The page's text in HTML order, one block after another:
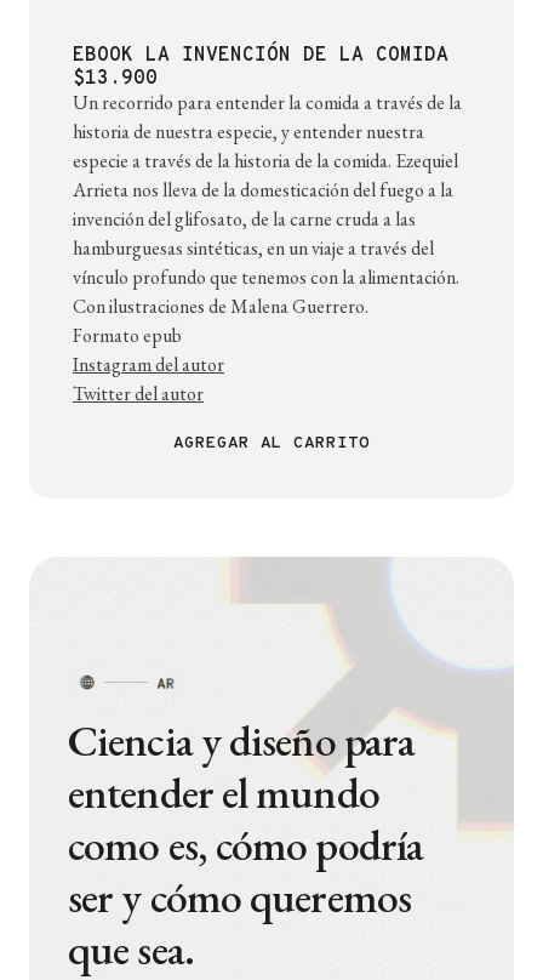
EBOOK LA INVENCIÓN DE LA COMIDA
$13.900
Un recorrido para entender la comida a través de la
historia de nuestra especie, y entender nuestra
especie a través de la historia de la comida. Ezequiel
Arrieta nos lleva de la domesticación del fuego a la
invención del glifosato, de la carne cruda a las
hamburguesas sintéticas, en un viaje a través del
vínculo profundo que tenemos con la alimentación.
Con ilustraciones de Malena Guerrero.
Formato epub
Instagram del autor
Twitter del autor
AGREGAR AL CARRITO
Ciencia y diseño para
entender el mundo
como es, cómo podría
ser y cómo queremos
que sea.